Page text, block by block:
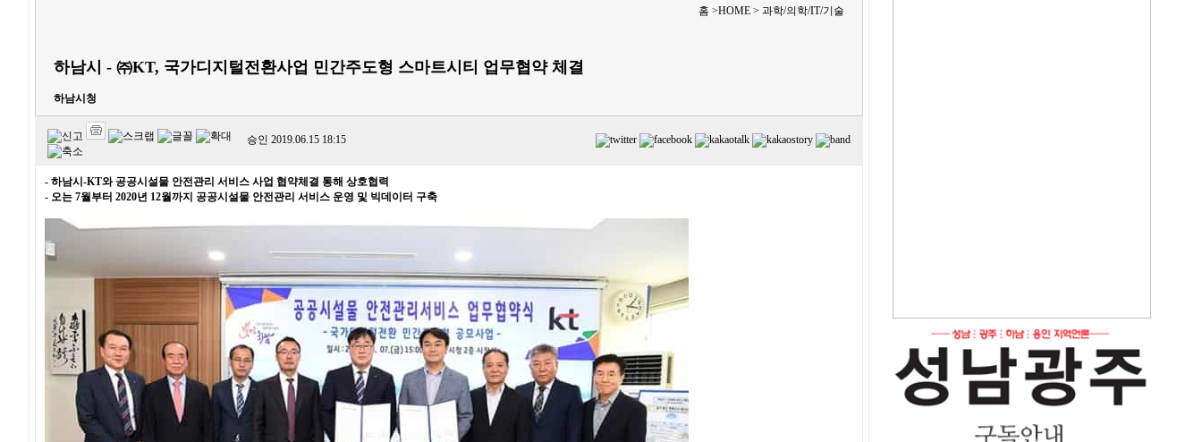
홈 >HOME > 과학/의학/IT/기술
하남시 - ㈜KT, 국가디지털전환사업 민간주도형 스마트시티 업무협약 체결
하남시청
승인 2019.06.15 18:15
- 하남시-KT와 공공시설물 안전관리 서비스 사업 협약체결 통해 상호협력
- 오는 7월부터 2020년 12월까지 공공시설물 안전관리 서비스 운영 및 빅데이터 구축